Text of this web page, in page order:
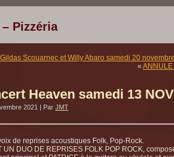
Pizzéria
Scouarnec et Willy Abaro samedi 20
«
Heaven samedi 13
2021 | Par JMT
de reprises acoustiques Folk, Pop-Rock.
UN DUO DE REPRISES FOLK POP ROCK,